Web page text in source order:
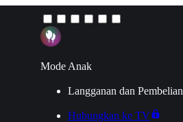
Mode Anak
Langganan dan Pembelian
Hubungkan ke TV